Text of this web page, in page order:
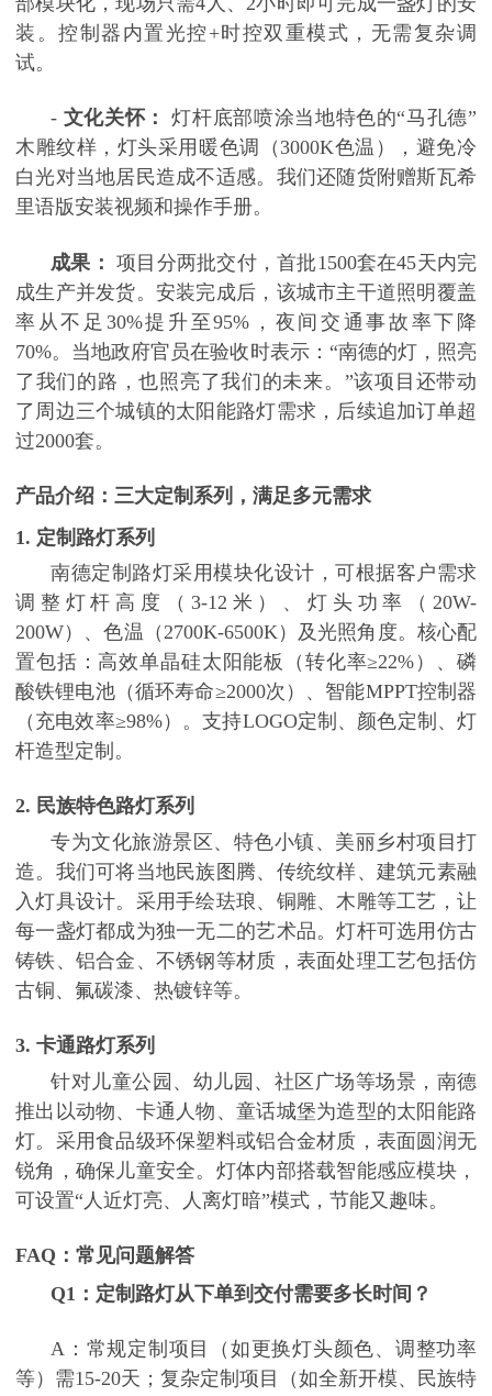
装。控制器内置光控+时控双重模式，无需复杂调
试。
- 文化关怀： 灯杆底部喷涂当地特色的“马孔德”
木雕纹样，灯头采用暖色调（3000K色温），避免冷
白光对当地居民造成不适感。我们还随货附赠斯瓦希
里语版安装视频和操作手册。
成果： 项目分两批交付，首批1500套在45天内完
成生产并发货。安装完成后，该城市主干道照明覆盖
率从不足30%提升至95%，夜间交通事故率下降
70%。当地政府官员在验收时表示：“南德的灯，照亮
了我们的路，也照亮了我们的未来。”该项目还带动
了周边三个城镇的太阳能路灯需求，后续追加订单超
过2000套。
产品介绍：三大定制系列，满足多元需求
1. 定制路灯系列
南德定制路灯采用模块化设计，可根据客户需求
调整灯杆高度（ 3-12米）、灯头功率（20W-
200W）、色温（2700K-6500K）及光照角度。核心配
置包括：高效单晶硅太阳能板（转化率≥22%）、磷
酸铁锂电池（循环寿命≥2000次）、智能MPPT控制器
（充电效率≥98%）。支持LOGO定制、颜色定制、灯
杆造型定制。
2. 民族特色路灯系列
专为文化旅游景区、特色小镇、美丽乡村项目打
造。我们可将当地民族图腾、传统纹样、建筑元素融
入灯具设计。采用手绘珐琅、铜雕、木雕等工艺，让
每一盏灯都成为独一无二的艺术品。灯杆可选用仿古
铸铁、铝合金、不锈钢等材质，表面处理工艺包括仿
古铜、氟碳漆、热镀锌等。
3. 卡通路灯系列
针对儿童公园、幼儿园、社区广场等场景，南德
推出以动物、卡通人物、童话城堡为造型的太阳能路
灯。采用食品级环保塑料或铝合金材质，表面圆润无
锐角，确保儿童安全。灯体内部搭载智能感应模块，
可设置“人近灯亮、人离灯暗”模式，节能又趣味。
FAQ：常见问题解答
Q1：定制路灯从下单到交付需要多长时间？
A：常规定制项目（如更换灯头颜色、调整功率
等）需15-20天；复杂定制项目（如全新开模、民族特